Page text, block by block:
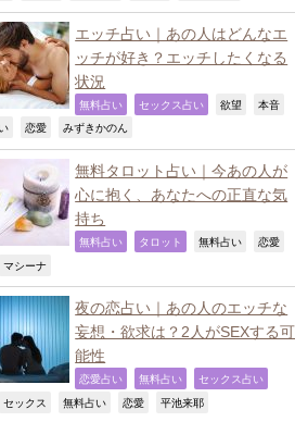
エッチ占い｜あの人はどんなエ
ッチが好き？エッチしたくなる
状況
無料占い セックス占い 欲望 本音
恋愛 みずきかのん
無料タロット占い｜今あの人が
心に抱く、あなたへの正直な気
持ち
無料占い タロット 無料占い 恋愛
マシーナ
夜の恋占い｜あの人のエッチな
妄想・欲求は？2人がSEXする可
能性
恋愛占い 無料占い セックス占い
セックス 無料占い 恋愛 平池来耶